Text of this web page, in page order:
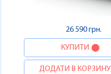
26 590 грн.
КУПИТИ
ДОДАТИ В КОРЗИНУ